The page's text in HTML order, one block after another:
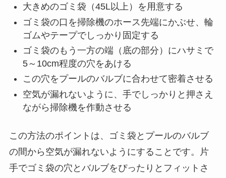
大きめのゴミ袋（45L以上）を用意する
ゴミ袋の口を掃除機のホース先端にかぶせ、輪
ゴムやテープでしっかり固定する
ゴミ袋のもう一方の端（底の部分）にハサミで
5～10cm程度の穴をあける
この穴をプールのバルブに合わせて密着させる
空気が漏れないように、手でしっかりと押さえ
ながら掃除機を作動させる
この方法のポイントは、ゴミ袋とプールのバルブ
の間から空気が漏れないようにすることです。片
手でゴミ袋の穴とバルブをぴったりとフィットさ